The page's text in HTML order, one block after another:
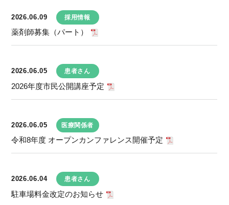
2026.06.09 採用情報
薬剤師募集（パート）
2026.06.05 患者さん
2026年度市民公開講座予定
2026.06.05 医療関係者
令和8年度 オープンカンファレンス開催予定
2026.06.04 患者さん
駐車場料金改定のお知らせ